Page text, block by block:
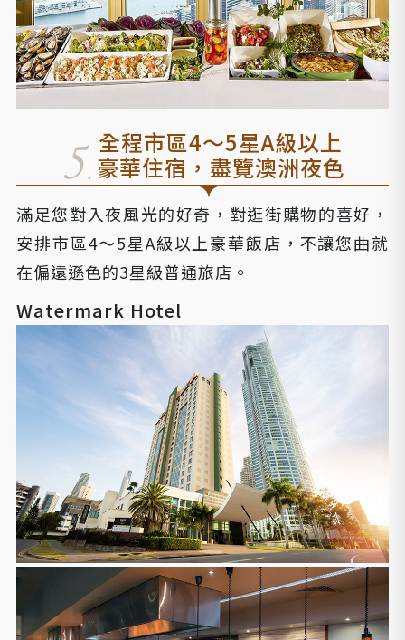
全程市區4～5星A級以上
豪華住宿，盡覽澳洲夜色
滿足您對入夜風光的好奇，對逛街購物的喜好，
安排市區4～5星A級以上豪華飯店，不讓您曲就
在偏遠遜色的3星級普通旅店。
Watermark Hotel